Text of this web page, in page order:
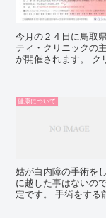
今月の２４日に鳥取
ティ・クリニックの
が開催されます。 ク
健康について
姑が白内障の手術を
に越した事はないの
定です。 手術をする